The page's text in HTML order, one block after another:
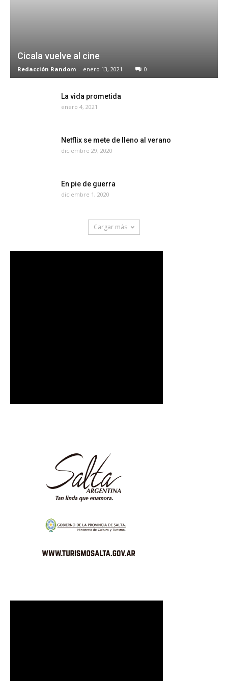
Cicala vuelve al cine
Redacción Random - enero 13, 2021 0
La vida prometida
enero 4, 2021
Netflix se mete de lleno al verano
diciembre 29, 2020
En pie de guerra
diciembre 1, 2020
Cargar más